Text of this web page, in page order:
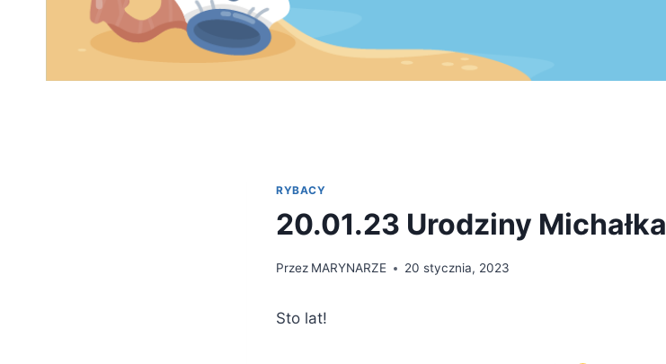
RYBACY
20.01.23 Urodziny Michałka
Przez MARYNARZE 20 stycznia, 2023
Sto lat!